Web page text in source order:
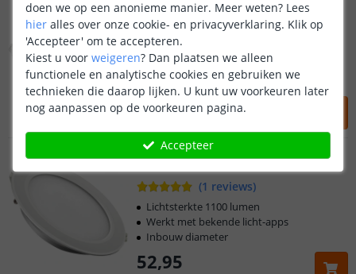
9 Watt - RGBWW
( 7 reviews)
43,95
Lichtsterkte 720 lumen
Werkt met bekende licht-apps
Inbouw diameter
Zigbee inbouwspot
(1 reviews)
52,95
Lichtsterkte 1100 lumen
Werkt met bekende licht-apps
Inbouw diameter
doen we op een anonieme manier. Meer weten? Lees
hier alles over onze cookie- en privacyverklaring. Klik op
'Accepteer' om te accepteren.
Kiest u voor weigeren? Dan plaatsen we alleen
functionele en analytische cookies en gebruiken we
technieken die daarop lijken. U kunt uw voorkeuren later
nog aanpassen op de voorkeuren pagina.
Accepteer